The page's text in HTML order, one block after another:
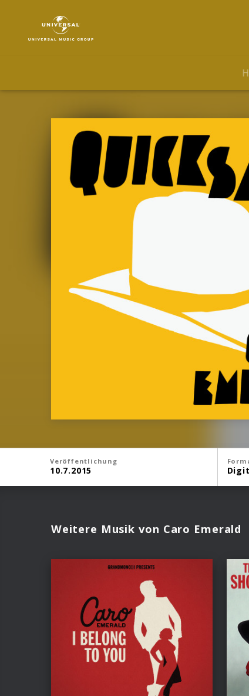
Veröffentlichung
10.7.2015
Weitere Musik von Caro Emerald